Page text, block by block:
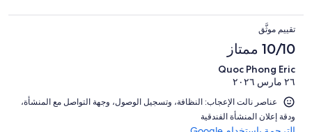
تقييم موثَّق
10/10 ممتاز
Quoc Phong Eric
٢٦ مارس ٢٠٢٦
عناصر نالت الإعجاب: ⁦النظافة⁩، و⁦تسجيل الوصول⁩، و⁦جهة التواصل مع المنشأة⁩،
و⁦دقة إعلان المنشأة الفندقية⁩